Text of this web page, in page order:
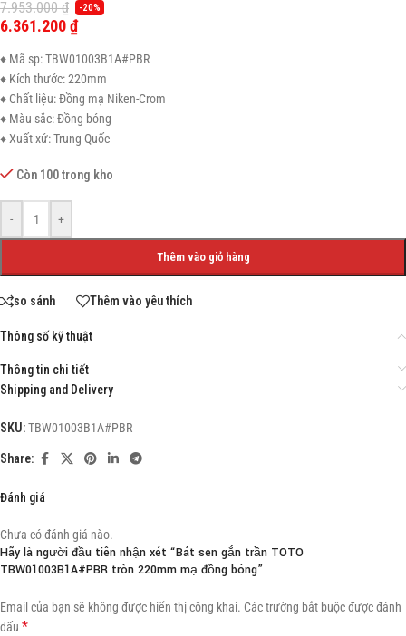
7.953.000₫ -20%
6.361.200₫
♦ Mã sp: TBW01003B1A#PBR
♦ Kích thước: 220mm
♦ Chất liệu: Đồng mạ Niken-Crom
♦ Màu sắc: Đồng bóng
♦ Xuất xứ: Trung Quốc
Còn 100 trong kho
- +
Thêm vào giỏ hàng
so sánh Thêm vào yêu thích
Thông số kỹ thuật
Thông tin chi tiết
Shipping and Delivery
SKU:TBW01003B1A#PBR
Share:
Đánh giá
Chưa có đánh giá nào.
Hãy là người đầu tiên nhận xét “Bát sen gắn trần TOTO
TBW01003B1A#PBR tròn 220mm mạ đồng bóng”
Email của bạn sẽ không được hiển thị công khai. Các trường bắt buộc được đánh
dấu *